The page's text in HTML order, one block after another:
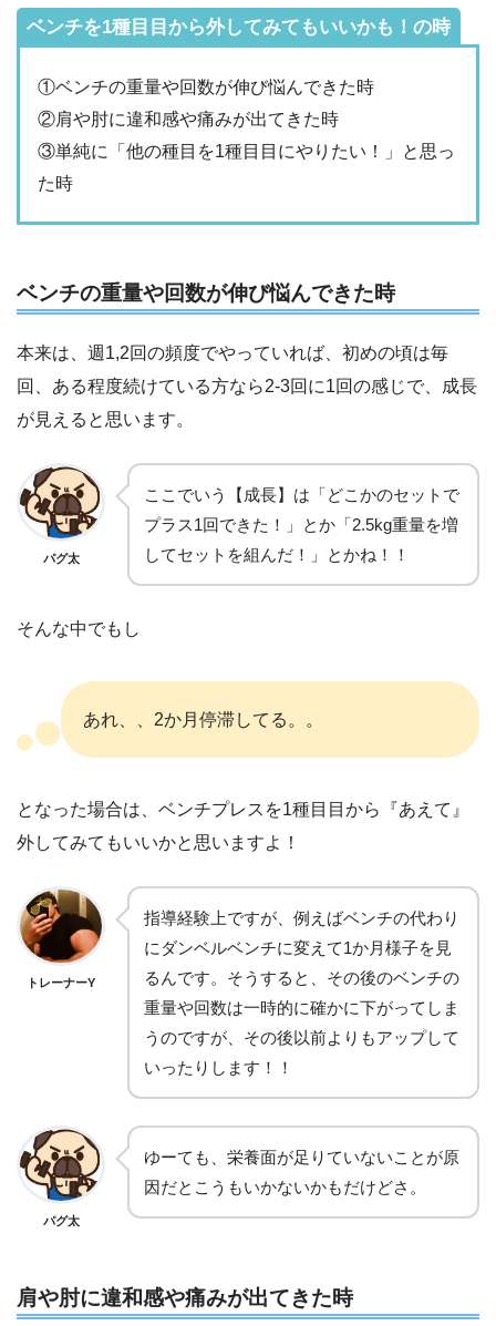
ベンチを1種目目から外してみてもいいかも！の時
①ベンチの重量や回数が伸び悩んできた時
②肩や肘に違和感や痛みが出てきた時
③単純に「他の種目を1種目目にやりたい！」と思っ
た時
ベンチの重量や回数が伸び悩んできた時
本来は、週1,2回の頻度でやっていれば、初めの頃は毎
回、ある程度続けている方なら2-3回に1回の感じで、成長
が見えると思います。
パグ太
ここでいう【成長】は「どこかのセットで
プラス1回できた！」とか「2.5kg重量を増
してセットを組んだ！」とかね！！
そんな中でもし
あれ、、2か月停滞してる。。
となった場合は、ベンチプレスを1種目目から『あえて』
外してみてもいいかと思いますよ！
トレーナーY
指導経験上ですが、例えばベンチの代わり
にダンベルベンチに変えて1か月様子を見
るんです。そうすると、その後のベンチの
重量や回数は一時的に確かに下がってしま
うのですが、その後以前よりもアップして
いったりします！！
パグ太
ゆーても、栄養面が足りていないことが原
因だとこうもいかないかもだけどさ。
肩や肘に違和感や痛みが出てきた時